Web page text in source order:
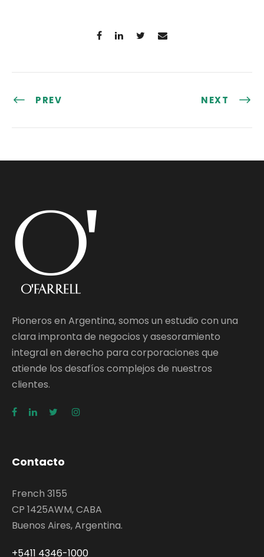
PREV NEXT
Pioneros en Argentina, somos un estudio con una
clara impronta de negocios y asesoramiento
integral en derecho para corporaciones que
atiende los desafíos complejos de nuestros
clientes.
Contacto
French 3155
CP 1425AWM, CABA
Buenos Aires, Argentina.
+5411 4346-1000